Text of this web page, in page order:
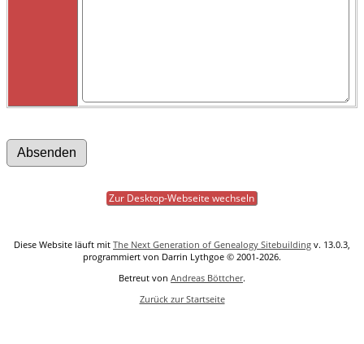
Zur Desktop-Webseite wechseln
Diese Website läuft mit The Next Generation of Genealogy Sitebuilding v. 13.0.3,
programmiert von Darrin Lythgoe © 2001-2026.
Betreut von Andreas Böttcher.
Zurück zur Startseite